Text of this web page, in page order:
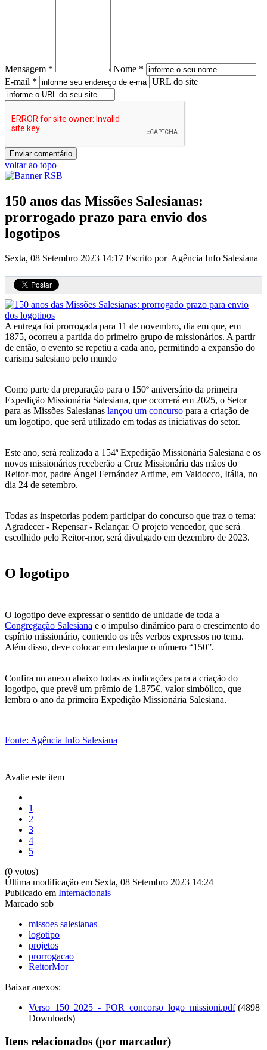
Mensagem *
Nome *
E-mail *
URL do site
voltar ao topo
150 anos das Missões Salesianas:
prorrogado prazo para envio dos
logotipos
Sexta, 08 Setembro 2023 14:17 Escrito por Agência Info Salesiana
A entrega foi prorrogada para 11 de novembro, dia em que, em
1875, ocorreu a partida do primeiro grupo de missionários. A partir
de então, o evento se repetiu a cada ano, permitindo a expansão do
carisma salesiano pelo mundo
Como parte da preparação para o 150º aniversário da primeira
Expedição Missionária Salesiana, que ocorrerá em 2025, o Setor
para as Missões Salesianas lançou um concurso para a criação de
um logotipo, que será utilizado em todas as iniciativas do setor.
Este ano, será realizada a 154ª Expedição Missionária Salesiana e os
novos missionários receberão a Cruz Missionária das mãos do
Reitor-mor, padre Ángel Fernández Artime, em Valdocco, Itália, no
dia 24 de setembro.
Todas as inspetorias podem participar do concurso que traz o tema:
Agradecer - Repensar - Relançar. O projeto vencedor, que será
escolhido pelo Reitor-mor, será divulgado em dezembro de 2023.
O logotipo
O logotipo deve expressar o sentido de unidade de toda a
Congregação Salesiana e o impulso dinâmico para o crescimento do
espírito missionário, contendo os três verbos expressos no tema.
Além disso, deve colocar em destaque o número “150”.
Confira no anexo abaixo todas as indicações para a criação do
logotipo, que prevê um prêmio de 1.875€, valor simbólico, que
lembra o ano da primeira Expedição Missionária Salesiana.
Fonte: Agência Info Salesiana
Avalie este item
1
2
3
4
5
(0 votos)
Última modificação em Sexta, 08 Setembro 2023 14:24
Publicado em Internacionais
Marcado sob
missoes salesianas
logotipo
projetos
prorrogacao
ReitorMor
Baixar anexos:
Verso_150_2025_-_POR_concorso_logo_missioni.pdf (4898
Downloads)
Itens relacionados (por marcador)